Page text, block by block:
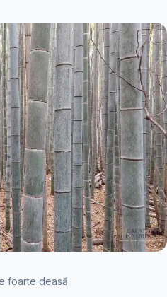
foarte deasă